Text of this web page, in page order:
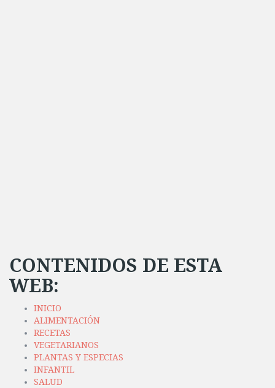
CONTENIDOS DE ESTA
WEB:
INICIO
ALIMENTACIÓN
RECETAS
VEGETARIANOS
PLANTAS Y ESPECIAS
INFANTIL
SALUD